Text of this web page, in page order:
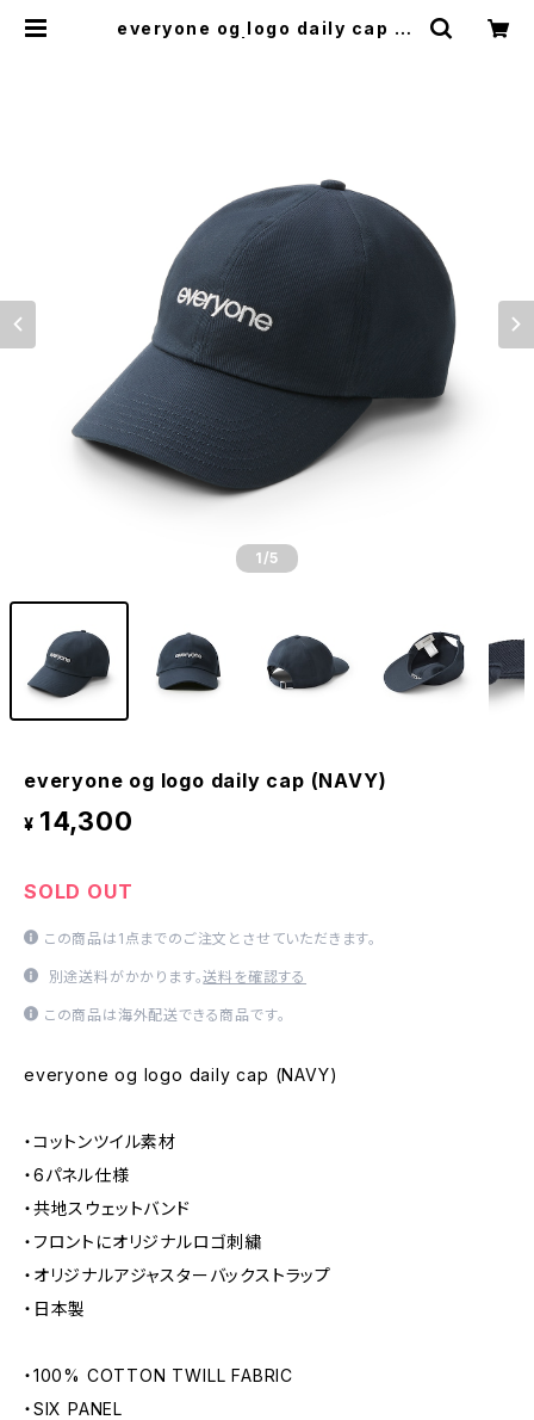
everyone og logo daily cap (N
1 /5
everyone og logo daily cap (NAVY)
¥ 14,300
SOLD OUT
この商品は1点までのご注文とさせていただきます。
別途送料がかかります。送料を確認する
この商品は海外配送できる商品です。
everyone og logo daily cap (NAVY)
・コットンツイル素材
・6パネル仕様
・共地スウェットバンド
・フロントにオリジナルロゴ刺繍
・オリジナルアジャスターバックストラップ
・日本製
・100% COTTON TWILL FABRIC
・SIX PANEL